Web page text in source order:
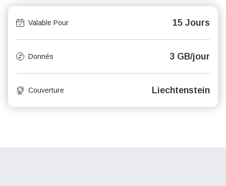
Valable Pour 15 Jours
Donnés 3 GB/jour
Couverture Liechtenstein